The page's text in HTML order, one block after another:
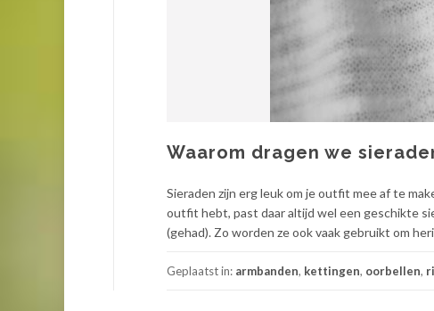
Waarom dragen we
Sieraden zijn erg leuk om je outfit mee af te
outfit hebt, past daar altijd wel een geschikte
(gehad). Zo worden ze ook vaak gebruikt om
Geplaatst in: armbanden, kettingen, oorbellen,